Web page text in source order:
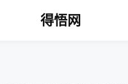
得悟网